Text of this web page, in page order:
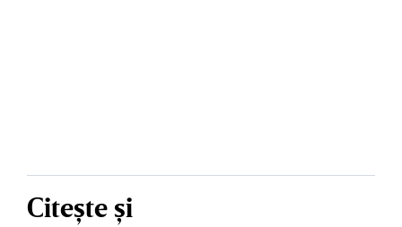
Citește și